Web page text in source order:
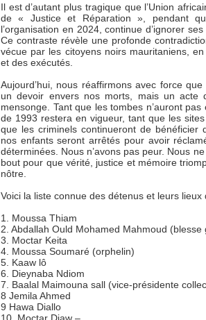
Il est d’autant plus tragique que l’Union
de « Justice et Réparation », pendant
l’organisation en 2024, continue d’ignorer
Ce contraste révèle une profonde
vécue par les citoyens noirs mauritaniens,
et des exécutés.
Aujourd’hui, nous réaffirmons avec force
un devoir envers nos morts, mais un acte
mensonge. Tant que les tombes n’auront
de 1993 restera en vigueur, tant que les
que les criminels continueront de bénéficier
nos enfants seront arrêtés pour avoir
déterminées. Nous n’avons pas peur. Nous
bout pour que vérité, justice et mémoire
nôtre.
Voici la liste connue des détenus et leurs lieux
1. Moussa Thiam
2. Abdallah Ould Mohamed Mahmoud (blesse
3. Moctar Keita
4. Moussa Soumaré (orphelin)
5. Kaaw lô
6. Dieynaba Ndiom
7. Baalal Maimouna sall (vice-présidente
8 Jemila Ahmed
9 Hawa Diallo